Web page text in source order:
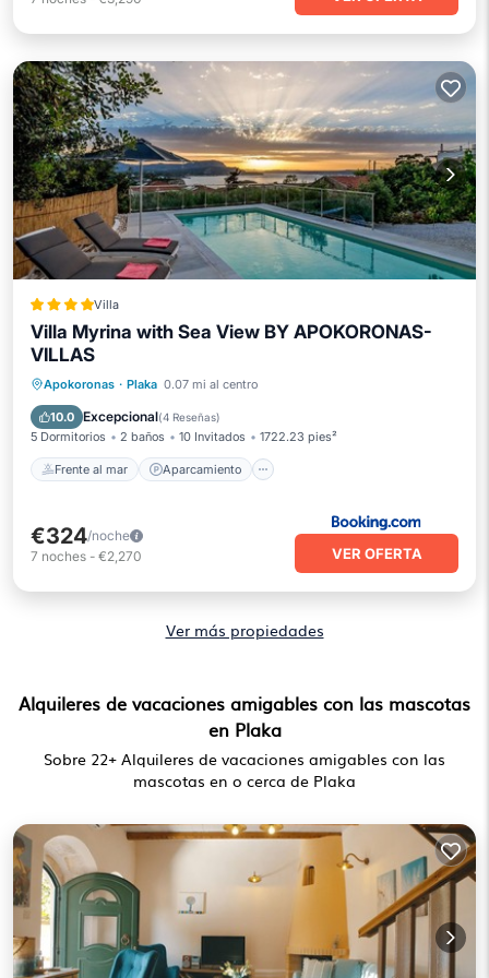
Villa
Villa Myrina with Sea View BY APOKORONAS-
VILLAS
Apokoronas · Plaka 0.07 mi al centro
10.0 Excepcional(4 Reseñas)
5 Dormitorios 2 baños 10 Invitados 1722.23 pies²
Frente al mar Aparcamiento
Frente al mar Aparcamiento
Vista al mar
€324/noche
7 noches - €2,270 VER OFERTA
Ver más propiedades
Alquileres de vacaciones amigables con las mascotas
en Plaka
Sobre 22+ Alquileres de vacaciones amigables con las
mascotas en o cerca de Plaka